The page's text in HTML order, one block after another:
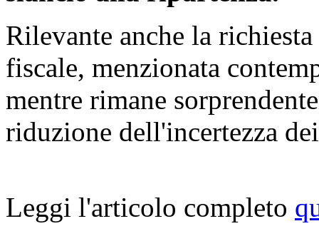
Rilevante anche la
fiscale, menzionata
mentre rimane
riduzione dell'incertezza
Leggi l'articolo completo